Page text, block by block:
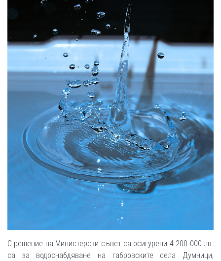
С решение на Министерски съвет са осигурени 4 200 000 лв.
са за водоснабдяване на габровските села Думници,